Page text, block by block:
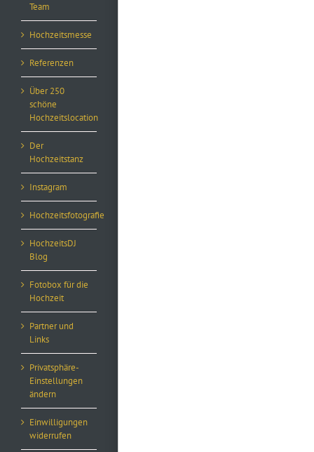
Team
Hochzeitsmesse
Referenzen
Über 250
schöne
Hochzeitslocation
Der
Hochzeitstanz
Instagram
Hochzeitsfotografie
HochzeitsDJ
Blog
Fotobox für die
Hochzeit
Partner und
Links
Privatsphäre-
Einstellungen
ändern
Einwilligungen
widerrufen